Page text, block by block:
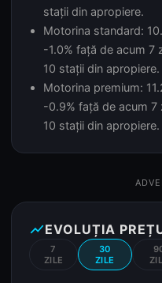
stații din apropiere.
Motorina standard:
-1.0% față de acum 7
10 stații din apropiere.
Motorina premium:
-0.9% față de acum 7
10 stații din apropiere.
show_chartEVOLUȚIA
7
ZILE
30
ZILE